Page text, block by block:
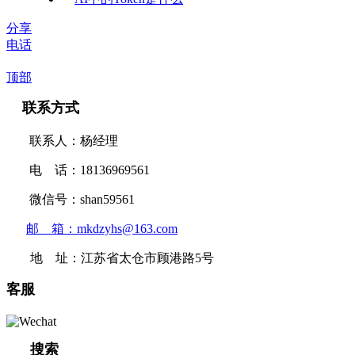
分享
电话
顶部
联系方式
联系人：杨经理
电 话：18136969561
微信号：shan59561
邮 箱：mkdzyhs@163.com
地 址：江苏省太仓市顾港路5号
客服
搜索